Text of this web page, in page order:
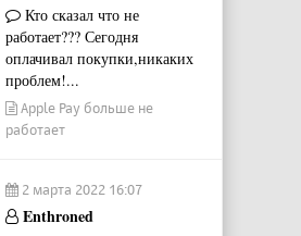
Кто сказал что не
работает??? Сегодня
оплачивал покупки,никаких
проблем!...
Apple Pay больше не
работает
2 марта 2022 16:07
Enthroned